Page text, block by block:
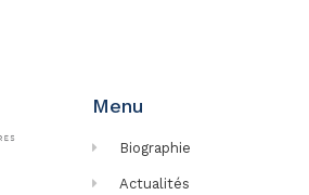
Menu
Biographie
Actualités